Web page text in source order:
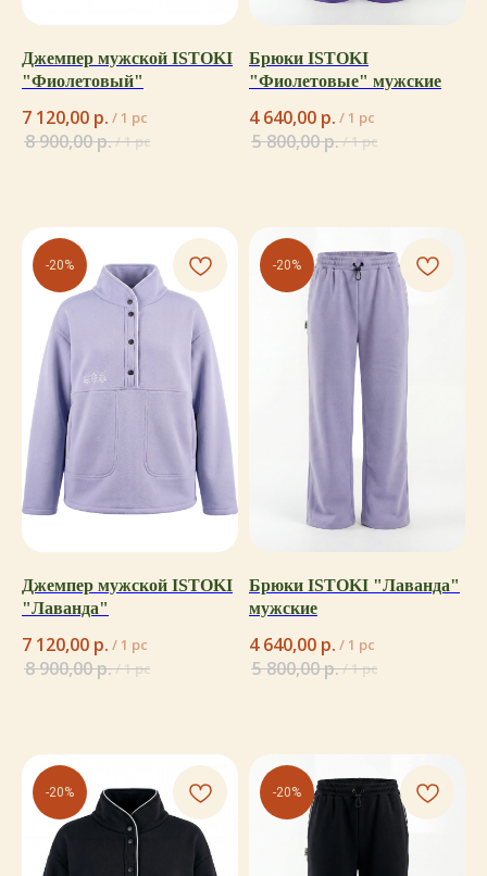
Джемпер мужской ISTOKI
"Фиолетовый"
7 120,00 р. / 1 pc
8 900,00р./1 pc
Брюки ISTOKI
"Фиолетовые" мужские
4 640,00 р. / 1 pc
5 800,00р./1 pc
-20%
Джемпер мужской ISTOKI
"Лаванда"
7 120,00 р. / 1 pc
8 900,00р./1 pc
-20%
Брюки ISTOKI "Лаванда"
мужские
4 640,00 р. / 1 pc
5 800,00р./1 pc
-20% -20%